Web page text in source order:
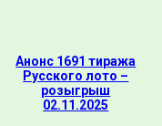
Анонс 1691 тиража
Русского лото –
розыгрыш
02.11.2025